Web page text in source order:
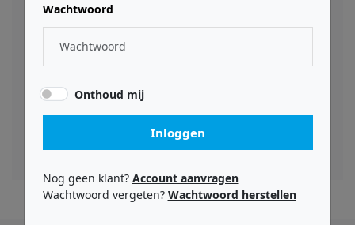
essentieel voor de meest veeleisende audiotaken.
Met onboard DSP voor kamerkalibratie kunnen
gebruikers de respons van de monitor afstemmen
op hun specifieke omgeving, voor nauwkeurige en
SM-8, in combinatie met de geavanceerde functies,
maakt het een veelzijdige keuze voor zowel
professionele studio's als high-end
thuisopstellingen.
Wachtwoord
Onthoud mij
Inloggen
Nog geen klant? Account aanvragen
Wachtwoord vergeten? Wachtwoord herstellen